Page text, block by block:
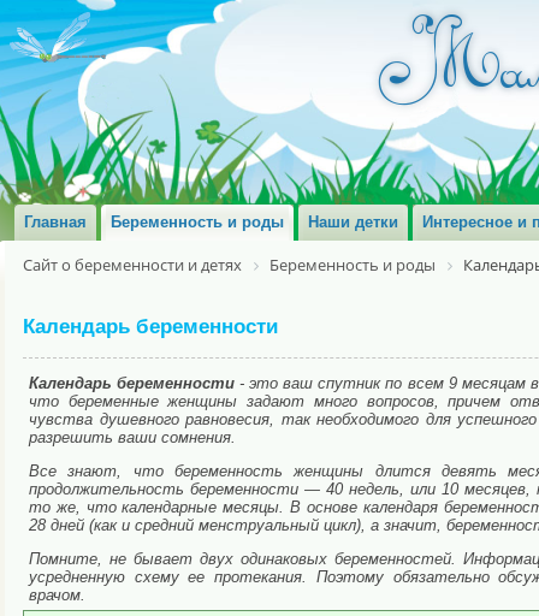
Главная Беременность и роды Наши детки Интересное и
Сайт о беременности и детях Беременность и роды
Календарь беременности
Календарь беременности - это ваш спутник по всем 9 месяцам
что беременные женщины задают много вопросов, причем
чувства душевного равновесия, так необходимого для
разрешить ваши сомнения.
Все знают, что беременность женщины длится девять
продолжительность беременности — 40 недель, или 10
то же, что календарные месяцы. В основе календаря
28 дней (как и средний менструальный цикл), а значит,
Помните, не бывает двух одинаковых беременностей.
усредненную схему ее протекания. Поэтому обязательно
врачом.